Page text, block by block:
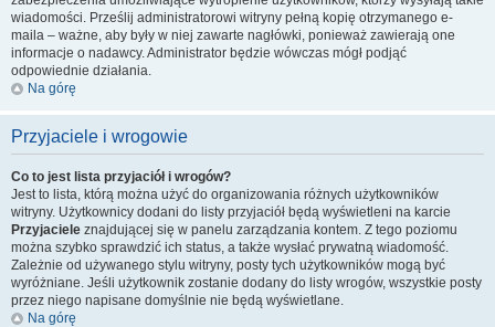
wiadomości. Prześlij administratorowi witryny pełną kopię otrzymanego e-
maila – ważne, aby były w niej zawarte nagłówki, ponieważ zawierają one
informacje o nadawcy. Administrator będzie wówczas mógł podjąć
odpowiednie działania.
Na górę
Przyjaciele i wrogowie
Co to jest lista przyjaciół i wrogów?
Jest to lista, którą można użyć do organizowania różnych użytkowników
witryny. Użytkownicy dodani do listy przyjaciół będą wyświetleni na karcie
Przyjaciele znajdującej się w panelu zarządzania kontem. Z tego poziomu
można szybko sprawdzić ich status, a także wysłać prywatną wiadomość.
Zależnie od używanego stylu witryny, posty tych użytkowników mogą być
wyróżniane. Jeśli użytkownik zostanie dodany do listy wrogów, wszystkie posty
przez niego napisane domyślnie nie będą wyświetlane.
Na górę